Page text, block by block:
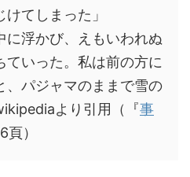
てしまった」
に浮かび、えもいわれぬ
ていった。私は前の方に
、パジャマのままで雪の
より引用（『事
）